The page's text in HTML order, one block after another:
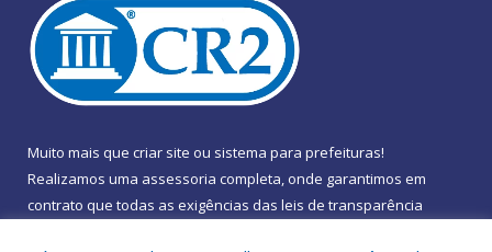
Muito mais que criar site ou sistema para prefeituras!
Realizamos uma assessoria completa, onde garantimos em
contrato que todas as exigências das leis de transparência